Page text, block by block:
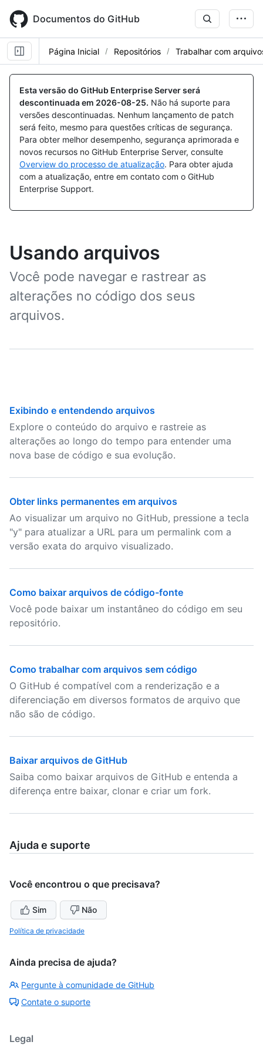
main
content
Documentos do GitHub
Página Inicial Repositórios Trabalhar com
Esta versão do GitHub Enterprise Server será
descontinuada em 2026-08-25. Não há suporte para
versões descontinuadas. Nenhum lançamento de patch
será feito, mesmo para questões críticas de segurança.
Para obter melhor desempenho, segurança aprimorada e
novos recursos no GitHub Enterprise Server, consulte
Overview do processo de atualização. Para obter ajuda
com a atualização, entre em contato com o GitHub
Enterprise Support.
Usando arquivos
Você pode navegar e rastrear as
alterações no código dos seus
arquivos.
Exibindo e entendendo arquivos
Explore o conteúdo do arquivo e rastreie as
alterações ao longo do tempo para entender uma
nova base de código e sua evolução.
Obter links permanentes em arquivos
Ao visualizar um arquivo no GitHub, pressione a tecla
"y" para atualizar a URL para um permalink com a
versão exata do arquivo visualizado.
Como baixar arquivos de código-fonte
Você pode baixar um instantâneo do código em seu
repositório.
Como trabalhar com arquivos sem código
O GitHub é compatível com a renderização e a
diferenciação em diversos formatos de arquivo que
não são de código.
Baixar arquivos de GitHub
Saiba como baixar arquivos de GitHub e entenda a
diferença entre baixar, clonar e criar um fork.
Ajuda e suporte
Você encontrou o que precisava?
Sim Não
Política de privacidade
Ainda precisa de ajuda?
Pergunte à comunidade de GitHub
Contate o suporte
Legal